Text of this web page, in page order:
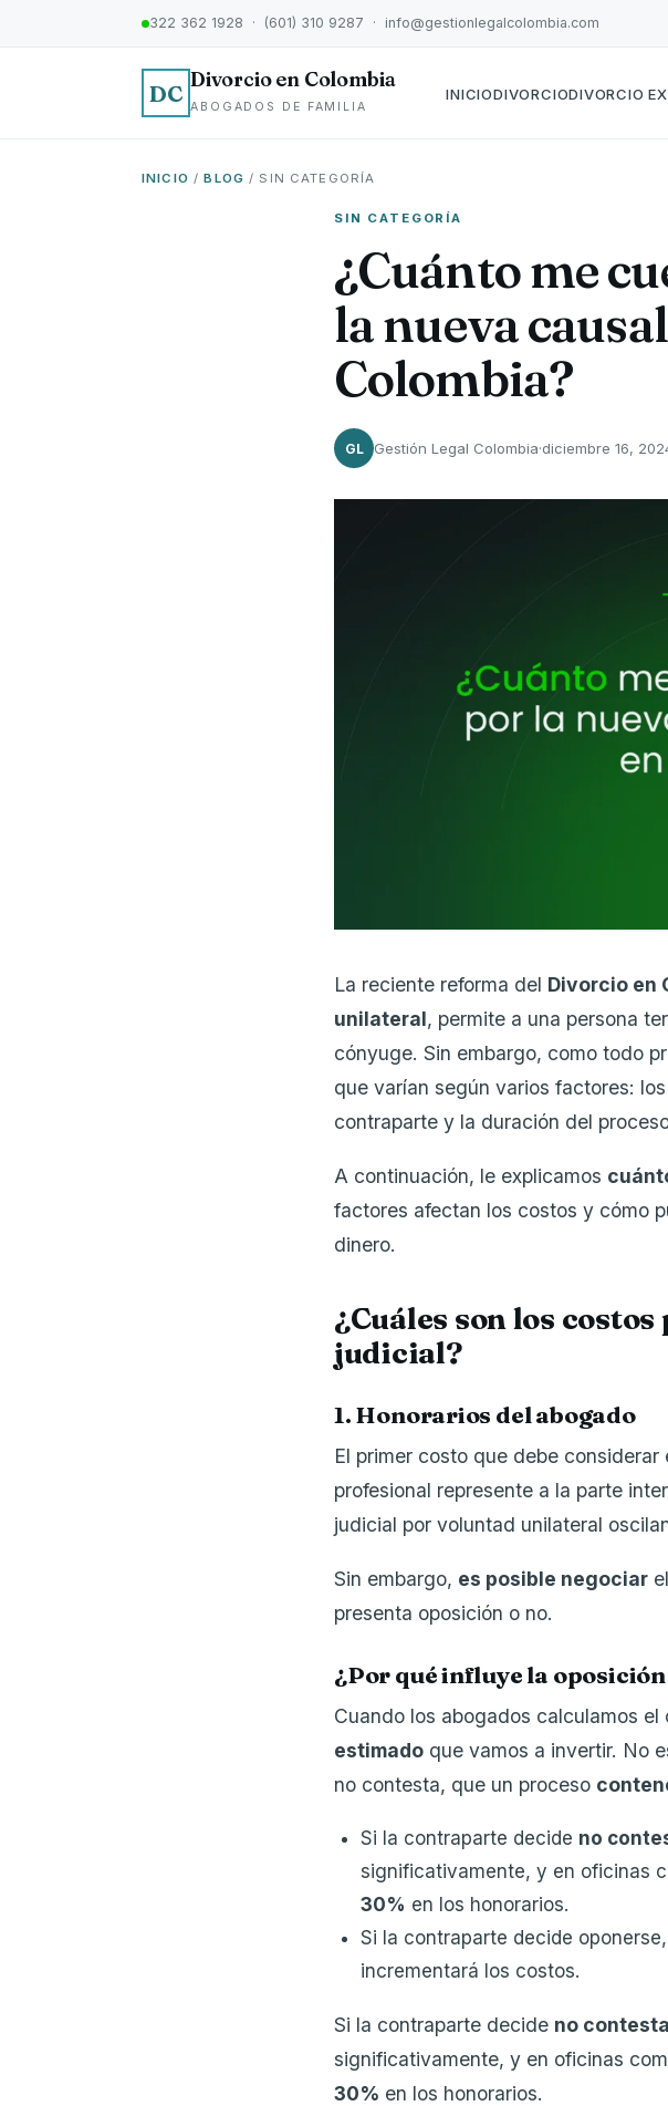
322 362 1928 · (601) 310 9287 · info@gestionlegalcolombia.com
DC
Divorcio en Colombia
ABOGADOS DE FAMILIA
INICIODIVORCIODIVORCIO
INICIO /BLOG / SIN CATEGORÍA
SIN CATEGORÍA
¿Cuánto me
la nueva
Colombia?
GL Gestión Legal Colombia·diciembre 16,
La reciente reforma del Divorcio en
unilateral, permite a una persona
cónyuge. Sin embargo, como todo
que varían según varios factores:
contraparte y la duración del
A continuación, le explicamos
factores afectan los costos y cómo
dinero.
¿Cuáles son los
judicial?
1. Honorarios del abogado
El primer costo que debe
profesional represente a la parte
judicial por voluntad unilateral
Sin embargo, es posible negociar
presenta oposición o no.
¿Por qué influye la oposición
Cuando los abogados calculamos
estimado que vamos a invertir. No
no contesta, que un proceso
Si la contraparte decide no
significativamente, y en oficinas
30% en los honorarios.
Si la contraparte decide
incrementará los costos.
Si la contraparte decide no
significativamente, y en oficinas
30% en los honorarios.